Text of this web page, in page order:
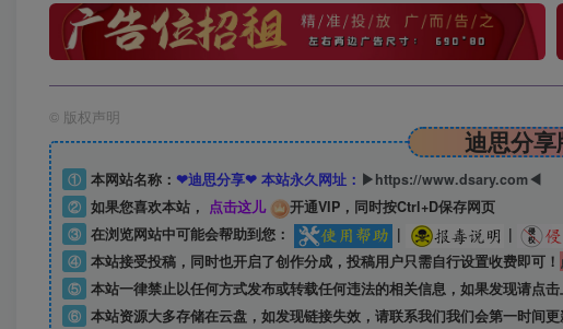
© 版权声明
迪思分
① 本网站名称： ❤迪思分享❤ 本站永久网址： ▶https://www.dsary.com◀
② 如果您喜欢本站， 点击这儿
开通VIP，同时按Ctrl+D保存网页
③ 在浏览网站中可能会帮助到您： | |
④ 本站接受投稿，同时也开启了创作分成，投稿用户只需自行设置收费即可！
⑤ 本站一律禁止以任何方式发布或转载任何违法的相关信息，如果发现请点
⑥ 本站资源大多存储在云盘，如发现链接失效，请联系我们我们会第一时间